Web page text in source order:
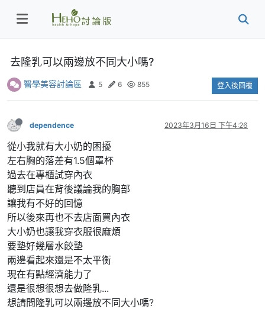
去隆乳可以兩邊放不同大小嗎?
醫學美容討論區 5 6 855 登入後回覆
dependence 2023年3月16日 下午4:26
從小我就有大小奶的困擾
左右胸的落差有1.5個罩杯
過去在專櫃試穿內衣
聽到店員在背後議論我的胸部
讓我有不好的回憶
所以後來再也不去店面買內衣
大小奶也讓我穿衣服很麻煩
要墊好幾層水餃墊
兩邊看起來還是不太平衡
現在有點經濟能力了
還是很想很想去做隆乳...
想請問隆乳可以兩邊放不同大小嗎?